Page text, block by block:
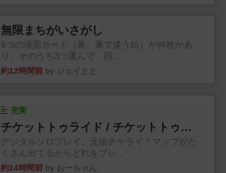
無限まちがいさがし
6つの場面カード（表、裏で違う絵）が何枚かあ
り、そのうち3つ選んで、同...
約12時間前 by ジェイとと
充実
チケットトゥライド / チケットトゥライドアメリカ
デジタルソロプレイ。元祖チケライ？マップがた
くさん出てるからどれをプレ...
約14時間前 by おーちゃん